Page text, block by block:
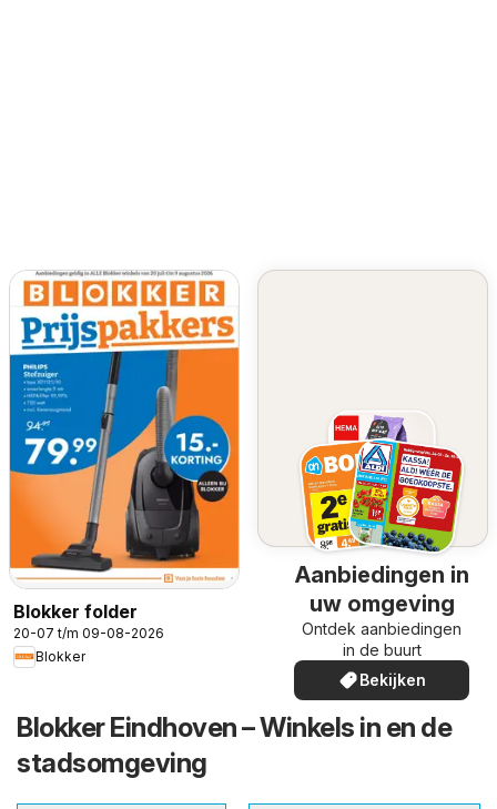
Blokker folder
20-07 t/m 09-08-2026
Blokker
Aanbiedingen in
uw omgeving
Ontdek aanbiedingen
in de buurt
Bekijken
Blokker Eindhoven – Winkels in en de
stadsomgeving